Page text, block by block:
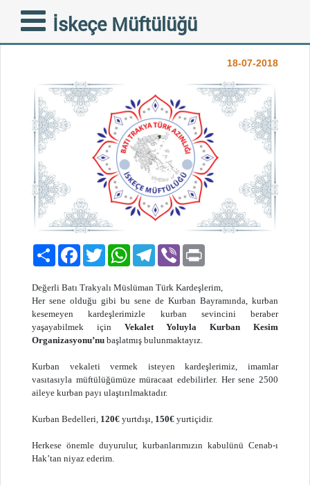
İskeçe Müftülüğü
KURBAN BEDELLERİ
TOPLAMA KAMPANYASI
18-07-2018
PaylaşFacebook
TwitterWhatsAppTelegram
Viber
Değerli Batı Trakyalı Müslüman Türk Kardeşlerim,
Her sene olduğu gibi bu sene de Kurban Bayramında, kurban
kesemeyen kardeşlerimizle kurban sevincini beraber
yaşayabilmek için Vekalet Yoluyla Kurban Kesim
Organizasyonu’nu başlatmış bulunmaktayız.
Kurban vekaleti vermek isteyen kardeşlerimiz, imamlar
vasıtasıyla müftülüğümüze müracaat edebilirler. Her sene 2500
aileye kurban payı ulaştırılmaktadır.
Kurban Bedelleri, 120€ yurtdışı, 150€ yurtiçidir.
Herkese önemle duyurulur, kurbanlarımızın kabulünü Cenab-ı
Hak’tan niyaz ederim.